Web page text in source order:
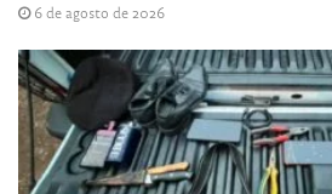
6 de agosto de 2026